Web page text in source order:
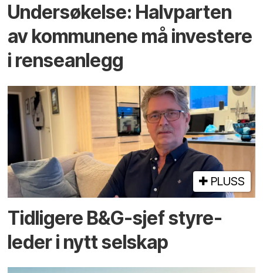
Undersøkelse: Halv­parten
av kommunene må investere
i rense­anlegg
PLUSS
Tidligere B&G-sjef styre­
leder i nytt selskap